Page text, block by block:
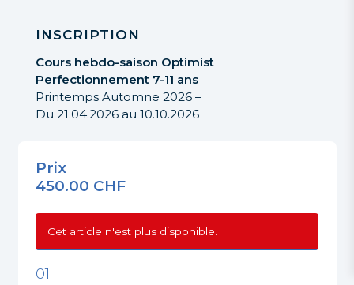
INSCRIPTION
Cours hebdo-saison Optimist
Perfectionnement 7-11 ans
Printemps Automne 2026 –
Du 21.04.2026 au 10.10.2026
Prix
450.00 CHF